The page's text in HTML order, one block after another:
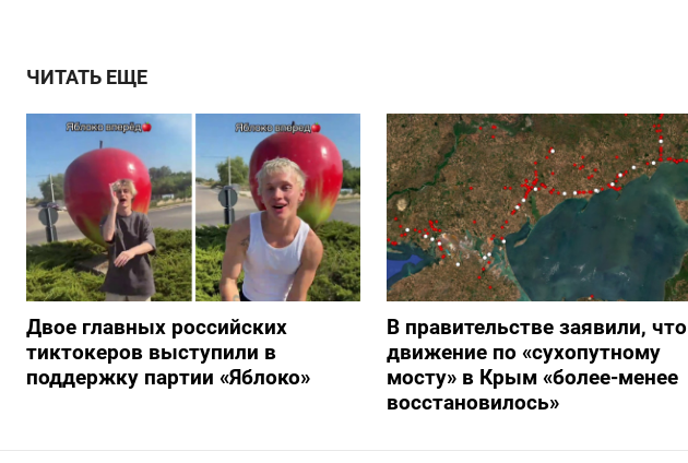
ЧИТАТЬ ЕЩЕ
Двое главных российских
тиктокеров выступили в
поддержку партии «Яблоко»
В правительстве заявили, что
движение по «сухопутному
мосту» в Крым «более-менее
восстановилось»